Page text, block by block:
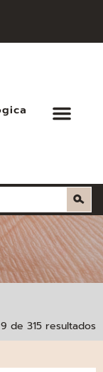
9 de 315 resultados